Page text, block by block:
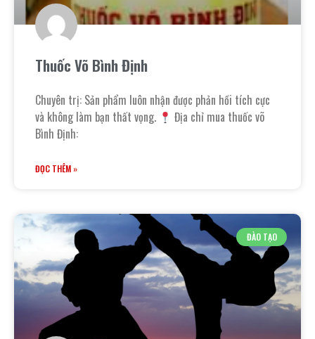
Thuốc Võ Bình Định
Chuyên trị: Sản phẩm luôn nhận được phản hồi tích cực
và không làm bạn thất vọng.
Địa chỉ mua thuốc võ
Bình Định:
ĐỌC THÊM »
ĐÀO TẠO